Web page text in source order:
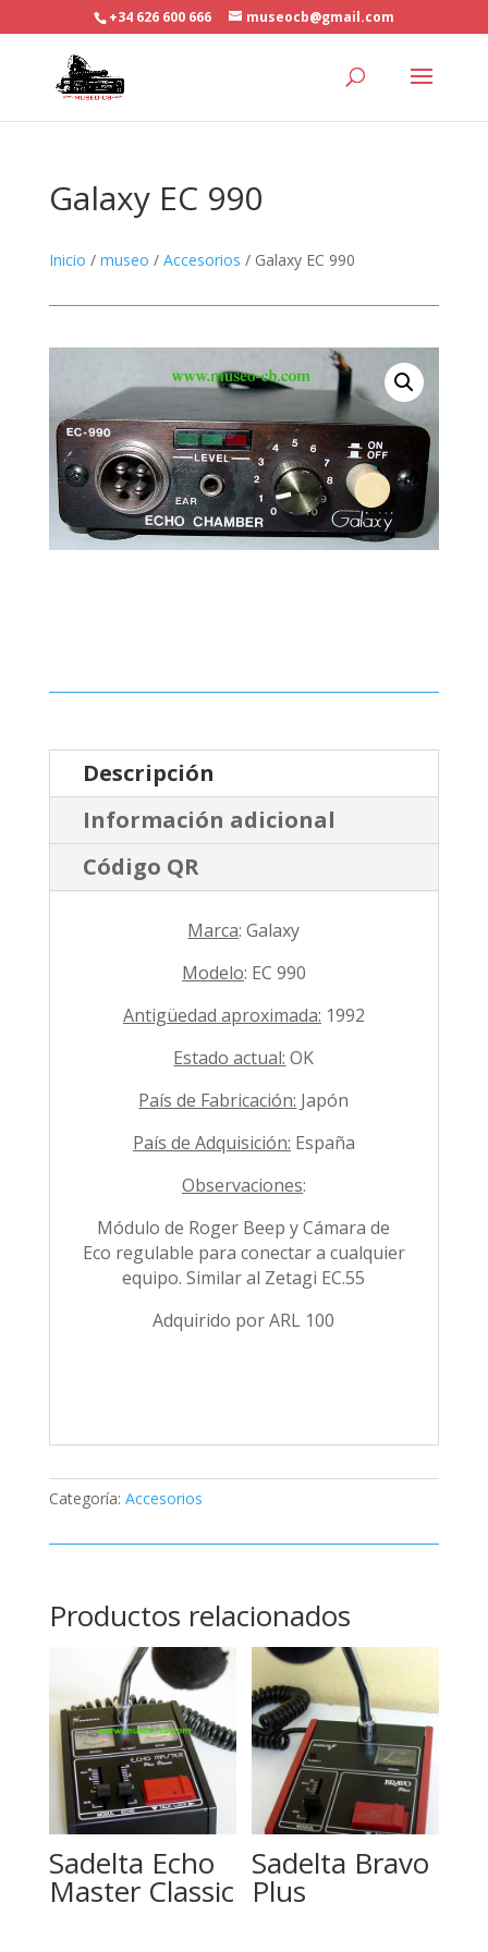
+34 626 600 666 museocb@gmail.com
Galaxy EC 990
Inicio / museo / Accesorios / Galaxy EC 990
Descripción
Información adicional
Código QR
Marca: Galaxy
Modelo: EC 990
Antigüedad aproximada: 1992
Estado actual: OK
País de Fabricación: Japón
País de Adquisición: España
Observaciones:
Módulo de Roger Beep y Cámara de
Eco regulable para conectar a cualquier
equipo. Similar al Zetagi EC.55
Adquirido por ARL 100
Categoría: Accesorios
Productos relacionados
Sadelta Echo
Master Classic
Sadelta Bravo
Plus